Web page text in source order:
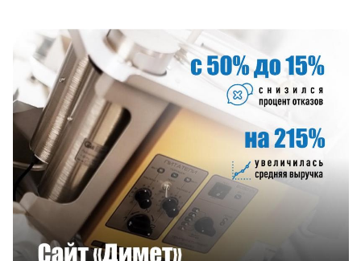
Смотреть проект